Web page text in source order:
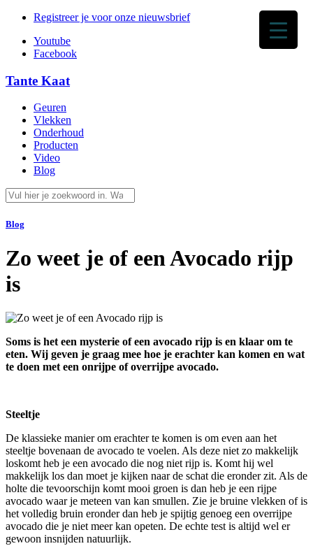
Registreer je voor onze nieuwsbrief
Youtube
Facebook
Tante Kaat
Geuren
Vlekken
Onderhoud
Producten
Video
Blog
Blog
Zo weet je of een Avocado rijp
is
Soms is het een mysterie of een avocado rijp is en klaar om te
eten. Wij geven je graag mee hoe je erachter kan komen en wat
te doen met een onrijpe of overrijpe avocado.
Steeltje
De klassieke manier om erachter te komen is om even aan het
steeltje bovenaan de avocado te voelen. Als deze niet zo makkelijk
loskomt heb je een avocado die nog niet rijp is. Komt hij wel
makkelijk los dan moet je kijken naar de schat die eronder zit. Als de
holte die tevoorschijn komt mooi groen is dan heb je een rijpe
avocado waar je meteen van kan smullen. Zie je bruine vlekken of is
het volledig bruin eronder dan heb je spijtig genoeg een overrijpe
avocado die je niet meer kan opeten. De echte test is altijd wel er
gewoon insnijden natuurlijk.